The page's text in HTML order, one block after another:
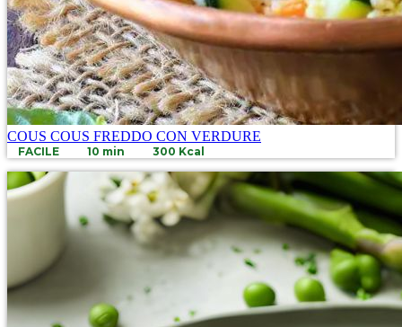
COUS COUS FREDDO CON VERDURE
FACILE 10 min 300 Kcal